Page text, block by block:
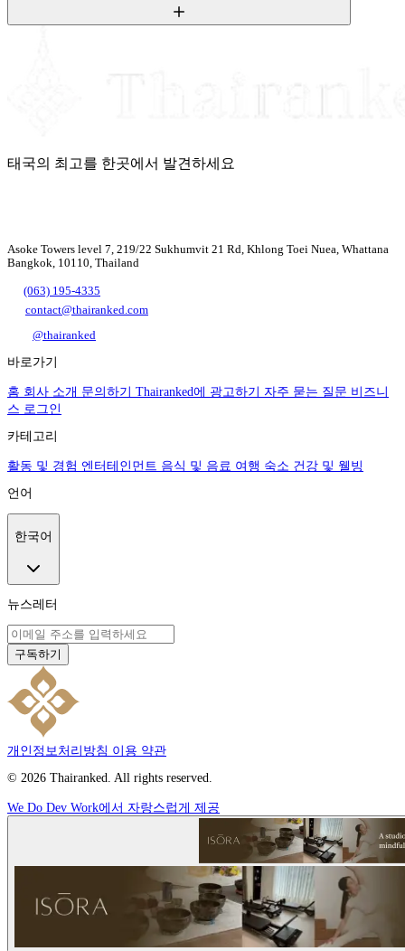
태국의 최고를 한곳에서 발견하세요
Asoke Towers level 7, 219/22 Sukhumvit 21 Rd, Khlong Toei Nuea, Whattana
Bangkok, 10110, Thailand
(063) 195-4335
contact@thairanked.com
@thairanked
바로가기
홈 회사 소개 문의하기 Thairanked에 광고하기 자주 묻는 질문 비즈니
스 로그인
카테고리
활동 및 경험 엔터테인먼트 음식 및 음료 여행 숙소 건강 및 웰빙
언어
한국어
뉴스레터
구독하기
개인정보처리방침 이용 약관
© 2026 Thairanked. All rights reserved.
We Do Dev Work에서 자랑스럽게 제공